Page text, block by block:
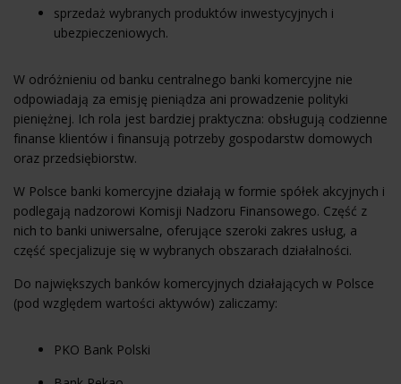
sprzedaż wybranych produktów inwestycyjnych i
ubezpieczeniowych.
W odróżnieniu od banku centralnego banki komercyjne nie
odpowiadają za emisję pieniądza ani prowadzenie polityki
pieniężnej. Ich rola jest bardziej praktyczna: obsługują codzienne
finanse klientów i finansują potrzeby gospodarstw domowych
oraz przedsiębiorstw.
W Polsce banki komercyjne działają w formie spółek akcyjnych i
podlegają nadzorowi Komisji Nadzoru Finansowego. Część z
nich to banki uniwersalne, oferujące szeroki zakres usług, a
część specjalizuje się w wybranych obszarach działalności.
Do największych banków komercyjnych działających w Polsce
(pod względem wartości aktywów) zaliczamy:
PKO Bank Polski